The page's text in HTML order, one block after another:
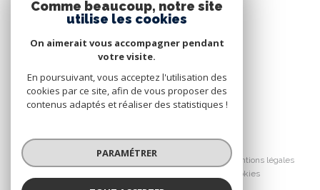
Nous adhérons
© 2026 | Tous droits réservés
Mentions légales
Cookies
Comme beaucoup, notre site
utilise les cookies
On aimerait vous accompagner pendant
votre visite.
En poursuivant, vous acceptez l'utilisation des
cookies par ce site, afin de vous proposer des
contenus adaptés et réaliser des statistiques !
PARAMÉTRER